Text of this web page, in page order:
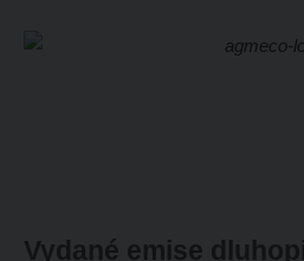
Vydané emise